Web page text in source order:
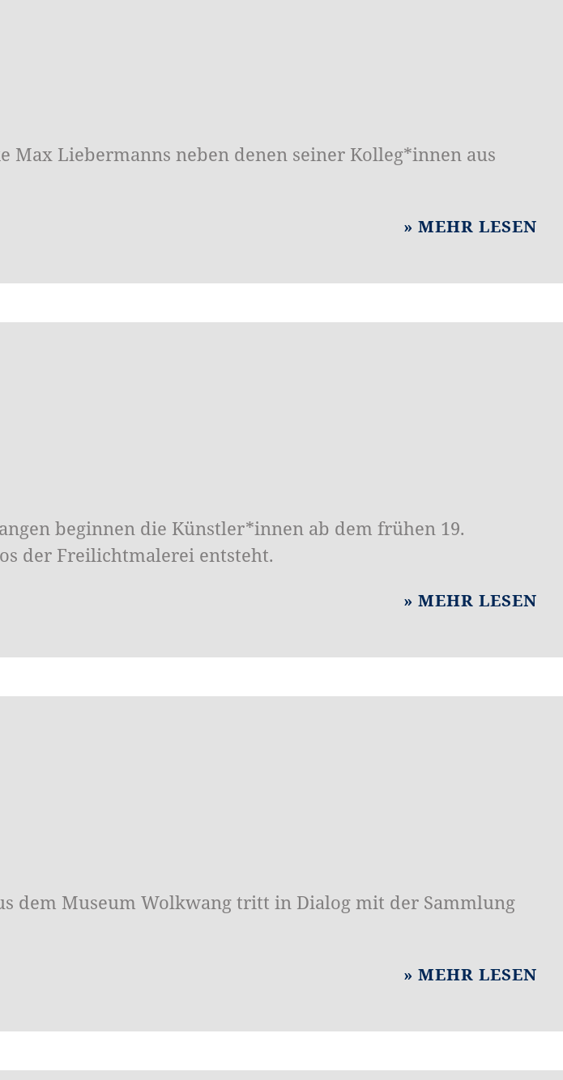
Max Liebermanns neben denen seiner Kolleg*innen aus
MEHR LESEN
beginnen die Künstler*innen ab dem frühen 19.
der Freilichtmalerei entsteht.
MEHR LESEN
dem Museum Wolkwang tritt in Dialog mit der Sammlung
MEHR LESEN